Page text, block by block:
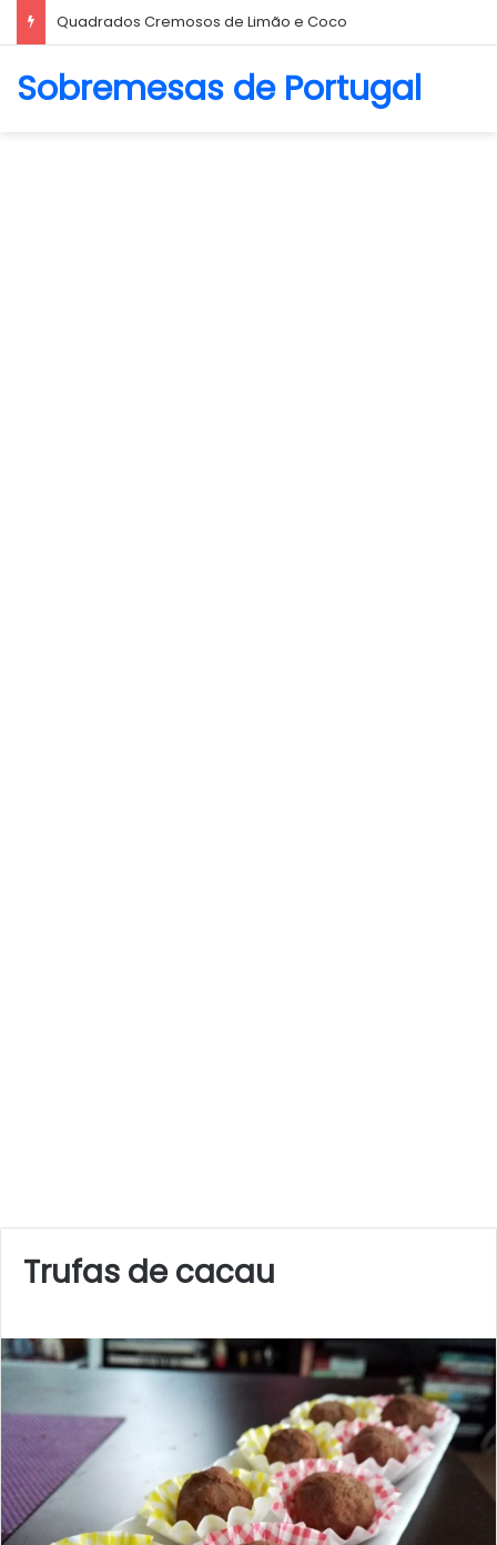
Biscoito Amanteigado
Sobremesas de Portugal
Trufas de cacau